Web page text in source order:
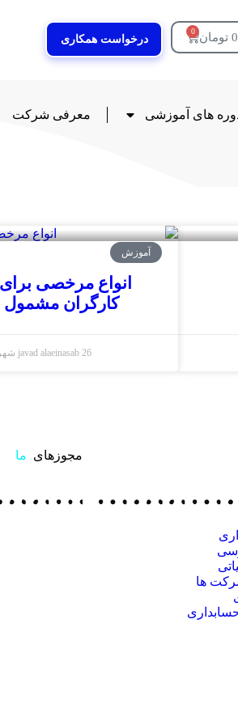
0 تومان 0
درخواست همکاری
های آموزشی معرفی شرکت
آموزش
انواع مرخصی
کارگران مشمول
javad alaeinasab26 شهریور 1399
ها
مجوزهای ما